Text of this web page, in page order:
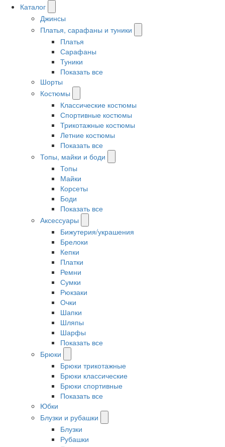
Каталог
Джинсы
Платья, сарафаны и туники
Платья
Сарафаны
Туники
Показать все
Шорты
Костюмы
Классические костюмы
Спортивные костюмы
Трикотажные костюмы
Летние костюмы
Показать все
Топы, майки и боди
Топы
Майки
Корсеты
Боди
Показать все
Аксессуары
Бижутерия/украшения
Брелоки
Кепки
Платки
Ремни
Сумки
Рюкзаки
Очки
Шапки
Шляпы
Шарфы
Показать все
Брюки
Брюки трикотажные
Брюки классические
Брюки спортивные
Показать все
Юбки
Блузки и рубашки
Блузки
Рубашки